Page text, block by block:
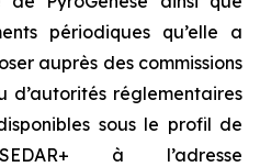
périodiques qu’elle a
auprès des commissions
d’autorités réglementaires
sous le profil de
à l’adresse